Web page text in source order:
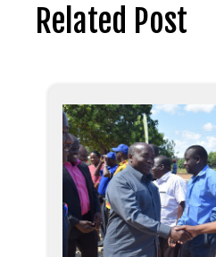
Related Post